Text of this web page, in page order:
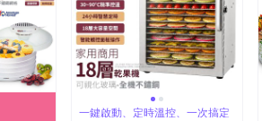
一鍵啟動、定時溫控、一次搞定